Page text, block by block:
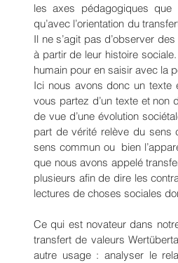
les axes pédagogiques que
qu’avec l’orientation du
Il ne s’agit pas d’observer
à partir de leur histoire
humain pour en saisir avec la
Ici nous avons donc un
vous partez d’un texte et non
de vue d’une évolution
part de vérité relève du sens
sens commun ou  bien
que nous avons appelé
plusieurs afin de dire les
lectures de choses sociales
Ce qui est novateur dans
transfert de valeurs
autre usage : analyser le